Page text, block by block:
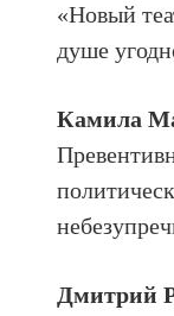
«Новый
душе
Камила
Дмитрий